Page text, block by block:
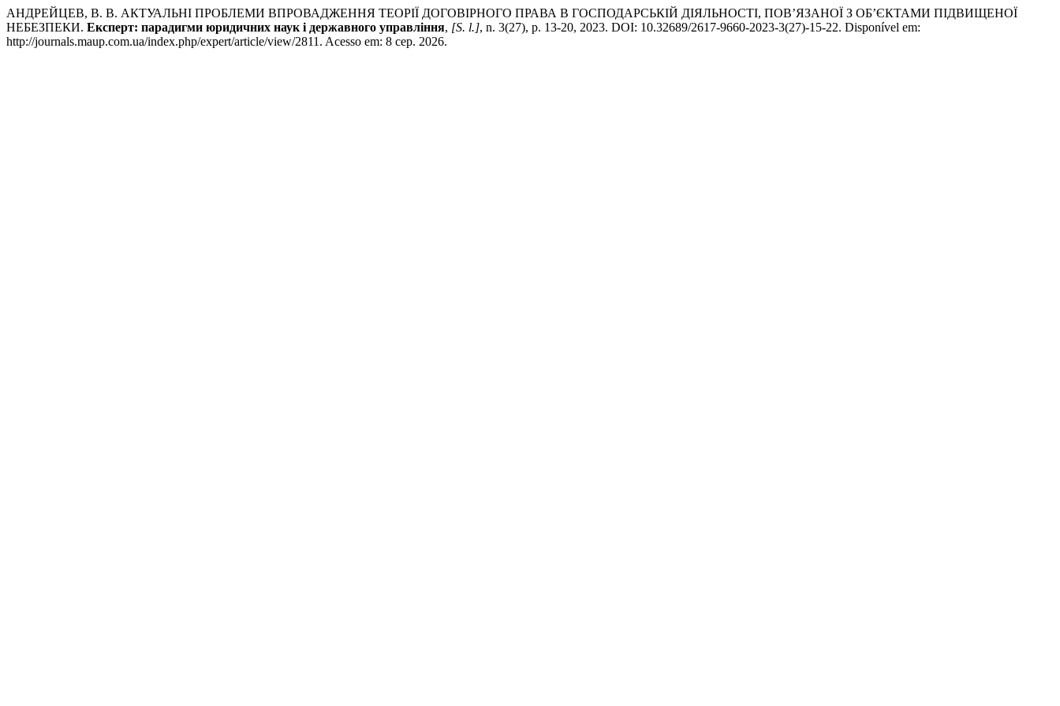
АНДРЕЙЦЕВ, В. В. АКТУАЛЬНІ ПРОБЛЕМИ ВПРОВАДЖЕННЯ ТЕОРІЇ ДОГОВІРНОГО ПРАВА В ГОСПОДАРСЬКІЙ ДІЯЛЬНОСТІ, ПОВ’ЯЗАНОЇ З ОБ’ЄКТАМИ ПІДВИЩЕНОЇ
НЕБЕЗПЕКИ. Експерт: парадигми юридичних наук і державного управління, [S. l.], n. 3(27), p. 13-20, 2023. DOI: 10.32689/2617-9660-2023-3(27)-15-22. Disponível em:
http://journals.maup.com.ua/index.php/expert/article/view/2811. Acesso em: 8 сер. 2026.